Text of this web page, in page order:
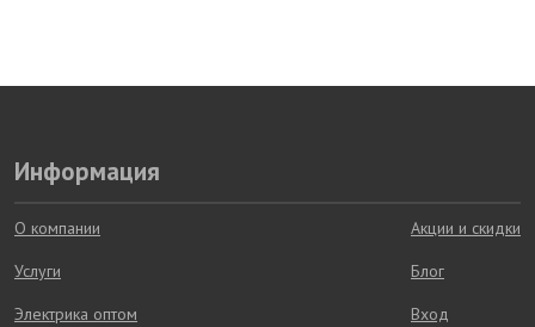
Информация
О компании
Услуги
Электрика оптом
Акции и скидки
Блог
Вход